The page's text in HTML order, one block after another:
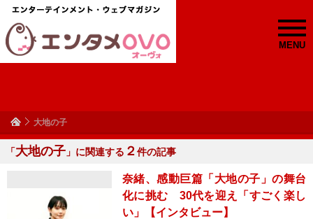
MENU
大地の子
「大地の子 」に関連する ２件の記事
奈緒、感動巨篇「大地の子」の舞台
化に挑む 30代を迎え「すごく楽し
い」【インタビュー】